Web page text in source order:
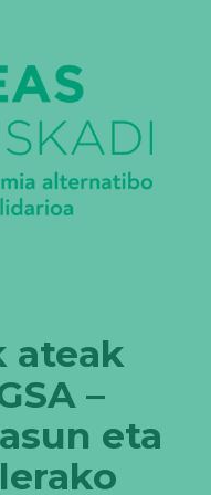
ateak
–
eta